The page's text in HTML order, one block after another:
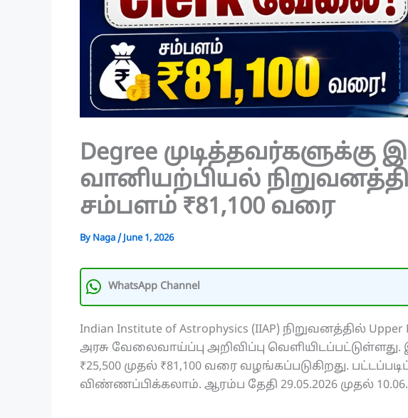
Degree முடித்தவர்களுக்கு
வானியற்பியல்
சம்பளம் ₹81,100 வரை
By Naga/June 1, 2026
WhatsApp Channel
Indian Institute of Astrophysics (IIAP) நிறுவனத்தில்
அரசு வேலைவாய்ப்பு அறிவிப்பு
₹25,500 முதல் ₹81,100 வரை வழங்கப்படுகிறது.
விண்ணப்பிக்கலாம். ஆரம்ப தேதி 29.05.2026 முதல்